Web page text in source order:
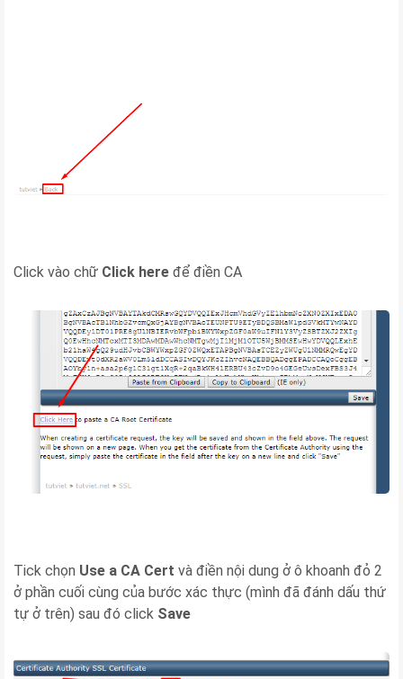
Click vào chữ Click here để điền CA
Tick chọn Use a CA Cert và điền nội dung ở ô khoanh đỏ 2
ở phần cuối cùng của bước xác thực (mình đã đánh dấu thứ
tự ở trên) sau đó click Save